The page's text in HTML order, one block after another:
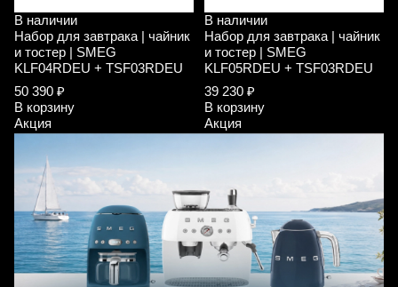
В наличии
Набор для завтрака | чайник
и тостер | SMEG
KLF04RDEU + TSF03RDEU
50 390 ₽
В корзину
Акция
В наличии
Набор для завтрака | чайник
и тостер | SMEG
KLF05RDEU + TSF03RDEU
39 230 ₽
В корзину
Акция